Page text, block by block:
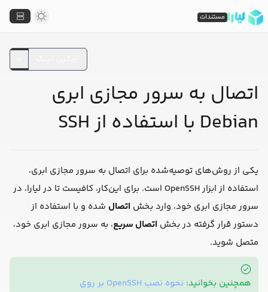
اتصال به سرور مجازی ابری
Debian با استفاده از SSH
یکی از روش‌های توصیه‌شده برای اتصال به سرور مجازی ابری،
استفاده از ابزار OpenSSH است. برای این‌کار، کافیست تا در لیارا، در
سرور مجازی ابری خود، وارد بخش اتصال شده و با استفاده از
دستور قرار گرفته در بخش اتصال سریع، به سرور مجازی ابری خود،
متصل شوید.
همچنین بخوانید:
نحوه نصب OpenSSH بر روی
مستندات